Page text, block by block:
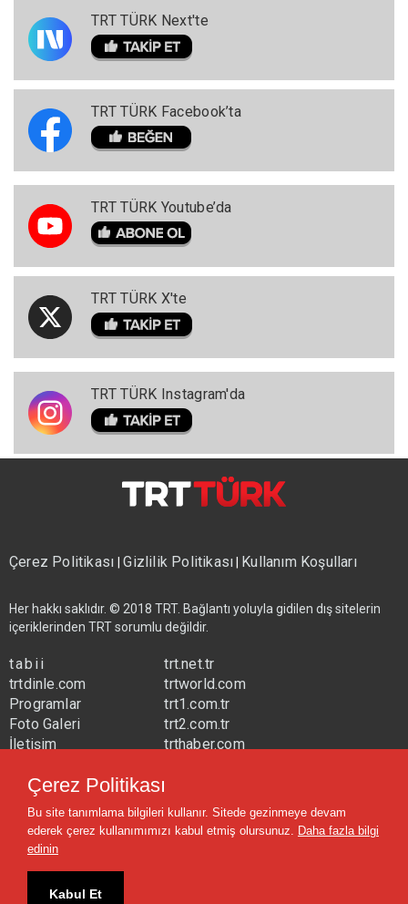
TRT TÜRK Next'te
TRT TÜRK Facebook’ta
TRT TÜRK Youtube’da
TRT TÜRK X'te
TRT TÜRK Instagram'da
Çerez Politikası|Gizlilik Politikası| Kullanım Koşulları
Her hakkı saklıdır. © 2018 TRT. Bağlantı yoluyla gidilen dış sitelerin
içeriklerinden TRT sorumlu değildir.
tabii
trtdinle.com
Programlar
Foto Galeri
İletişim
trt.net.tr
trtworld.com
trt1.com.tr
trt2.com.tr
trthaber.com
trtavaz.com.tr
trtmuzik.net.tr
trtcocuk.net.tr
Çerez Politikası
Bu site tanımlama bilgileri kullanır. Sitede gezinmeye devam
ederek çerez kullanımımızı kabul etmiş olursunuz. Daha fazla bilgi
edinin
Kabul Et